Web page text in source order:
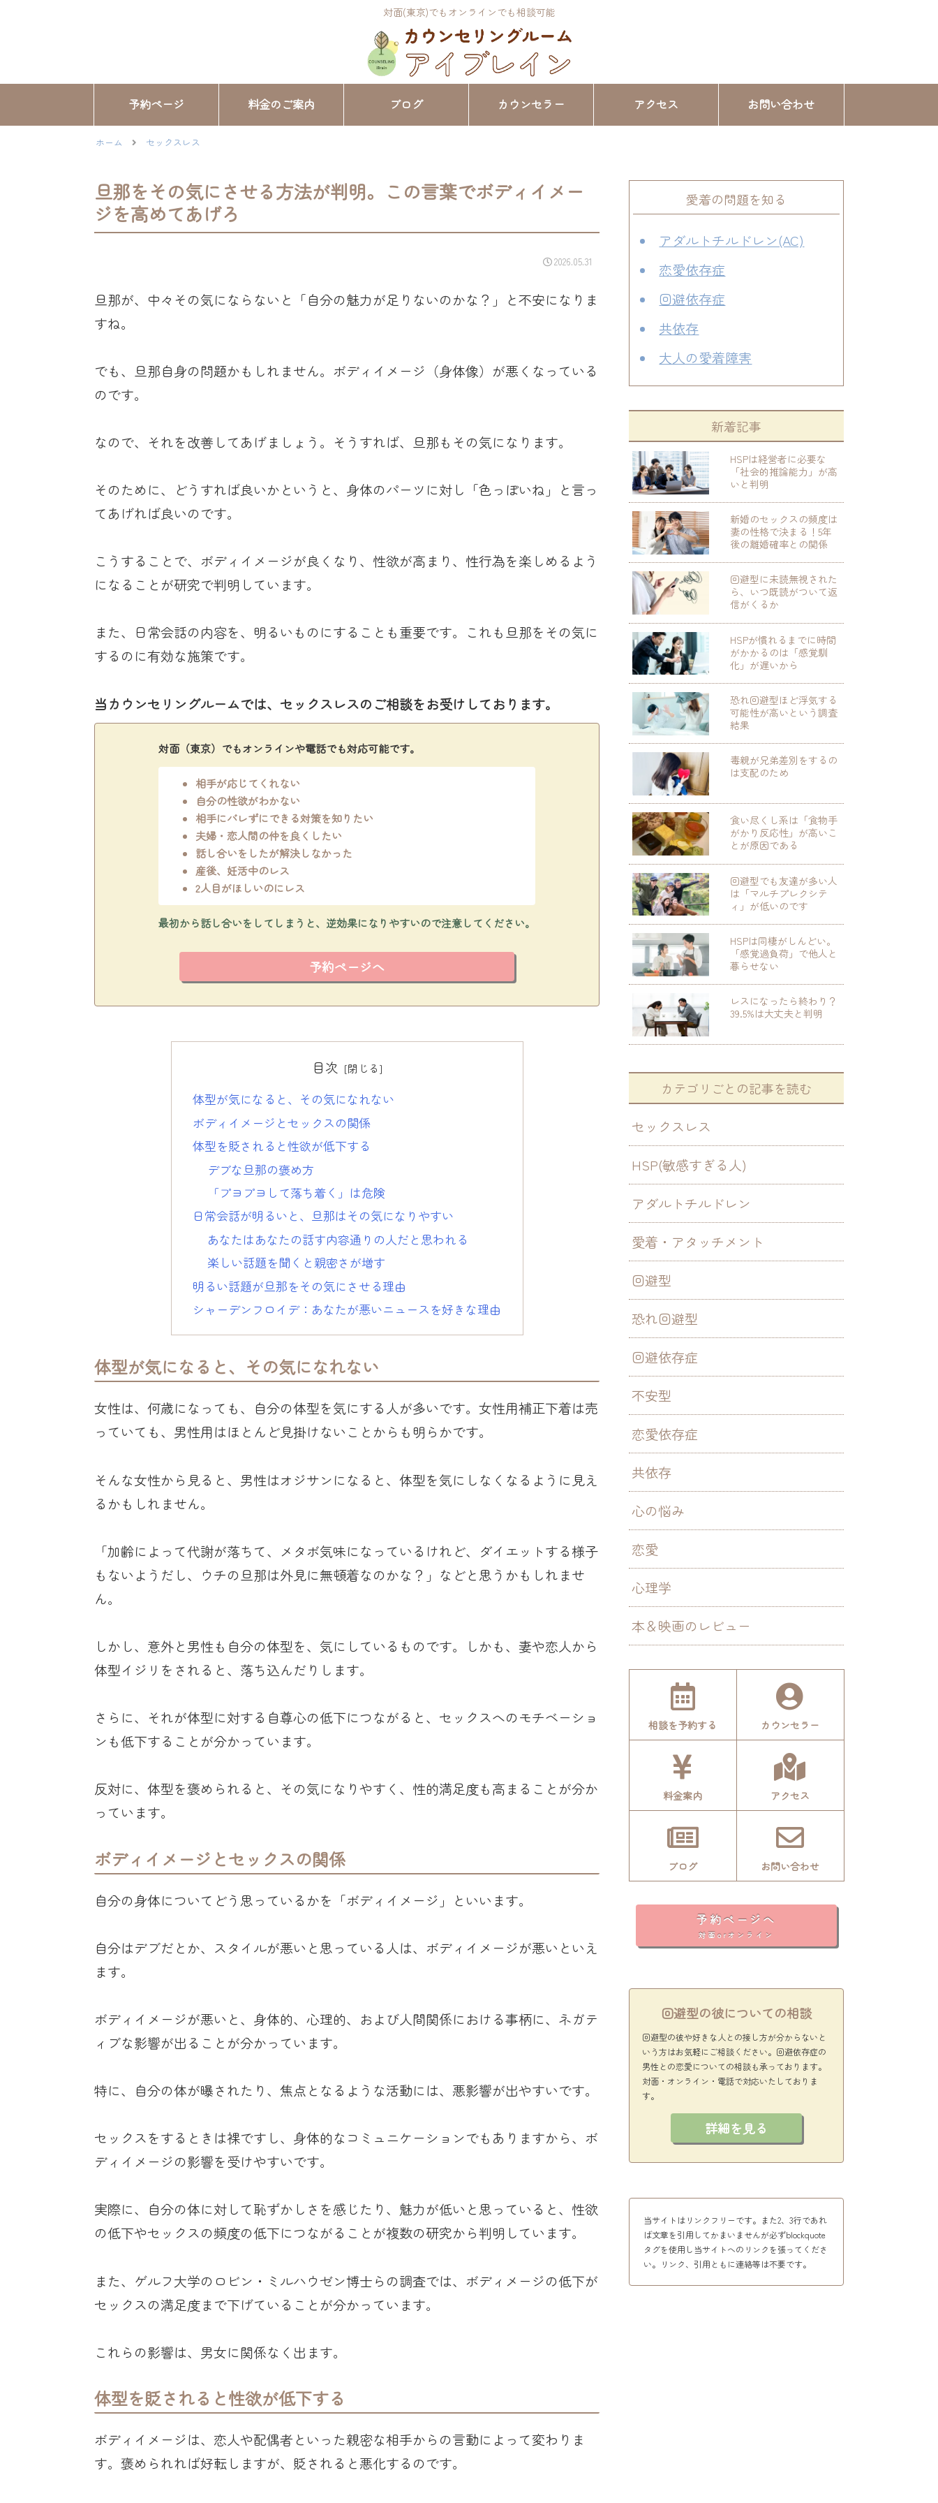
対面(東京)でもオンラインでも相談可能
予約ページ 料金のご案内 ブログ カウンセラー アクセス お問い合わせ
ホーム セックスレス
旦那をその気にさせる方法が判明。この言葉でボディイメー
ジを高めてあげろ
2026.05.31
旦那が、中々その気にならないと「自分の魅力が足りないのかな？」と不安になりま
すね。
でも、旦那自身の問題かもしれません。ボディイメージ（身体像）が悪くなっている
のです。
なので、それを改善してあげましょう。そうすれば、旦那もその気になります。
そのために、どうすれば良いかというと、身体のパーツに対し「色っぽいね」と言っ
てあげれば良いのです。
こうすることで、ボディイメージが良くなり、性欲が高まり、性行為を楽しめるよう
になることが研究で判明しています。
また、日常会話の内容を、明るいものにすることも重要です。これも旦那をその気に
するのに有効な施策です。
当カウンセリングルームでは、セックスレスのご相談をお受けしております。
対面（東京）でもオンラインや電話でも対応可能です。
相手が応じてくれない
自分の性欲がわかない
相手にバレずにできる対策を知りたい
夫婦・恋人間の仲を良くしたい
話し合いをしたが解決しなかった
産後、妊活中のレス
2人目がほしいのにレス
最初から話し合いをしてしまうと、逆効果になりやすいので注意してください。
予約ページへ
目次
体型が気になると、その気になれない
ボディイメージとセックスの関係
体型を貶されると性欲が低下する
デブな旦那の褒め方
「プヨプヨして落ち着く」は危険
日常会話が明るいと、旦那はその気になりやすい
あなたはあなたの話す内容通りの人だと思われる
楽しい話題を聞くと親密さが増す
明るい話題が旦那をその気にさせる理由
シャーデンフロイデ：あなたが悪いニュースを好きな理由
体型が気になると、その気になれない
女性は、何歳になっても、自分の体型を気にする人が多いです。女性用補正下着は売
っていても、男性用はほとんど見掛けないことからも明らかです。
そんな女性から見ると、男性はオジサンになると、体型を気にしなくなるように見え
るかもしれません。
「加齢によって代謝が落ちて、メタボ気味になっているけれど、ダイエットする様子
もないようだし、ウチの旦那は外見に無頓着なのかな？」などと思うかもしれませ
ん。
しかし、意外と男性も自分の体型を、気にしているものです。しかも、妻や恋人から
体型イジリをされると、落ち込んだりします。
さらに、それが体型に対する自尊心の低下につながると、セックスへのモチベーショ
ンも低下することが分かっています。
反対に、体型を褒められると、その気になりやすく、性的満足度も高まることが分か
っています。
ボディイメージとセックスの関係
自分の身体についてどう思っているかを「ボディイメージ」といいます。
自分はデブだとか、スタイルが悪いと思っている人は、ボディイメージが悪いといえ
ます。
ボディイメージが悪いと、身体的、心理的、および人間関係における事柄に、ネガテ
ィブな影響が出ることが分かっています。
特に、自分の体が曝されたり、焦点となるような活動には、悪影響が出やすいです。
セックスをするときは裸ですし、身体的なコミュニケーションでもありますから、ボ
ディイメージの影響を受けやすいです。
実際に、自分の体に対して恥ずかしさを感じたり、魅力が低いと思っていると、性欲
の低下やセックスの頻度の低下につながることが複数の研究から判明しています。
また、ゲルフ大学のロビン・ミルハウゼン博士らの調査では、ボディメージの低下が
セックスの満足度まで下げていることが分かっています。
これらの影響は、男女に関係なく出ます。
体型を貶されると性欲が低下する
ボディイメージは、恋人や配偶者といった親密な相手からの言動によって変わりま
す。褒められれば好転しますが、貶されると悪化するのです。
愛着の問題を知る
アダルトチルドレン(AC)
恋愛依存症
回避依存症
共依存
大人の愛着障害
新着記事
HSPは経営者に必要な
「社会的推論能力」が高
いと判明
新婚のセックスの頻度は
妻の性格で決まる！5年
後の離婚確率との関係
回避型に未読無視された
ら、いつ既読がついて返
信がくるか
HSPが慣れるまでに時間
がかかるのは「感覚馴
化」が遅いから
恐れ回避型ほど浮気する
可能性が高いという調査
結果
毒親が兄弟差別をするの
は支配のため
食い尽くし系は「食物手
がかり反応性」が高いこ
とが原因である
回避型でも友達が多い人
は「マルチプレクシテ
ィ」が低いのです
HSPは同棲がしんどい。
「感覚過負荷」で他人と
暮らせない
レスになったら終わり？
39.5%は大丈夫と判明
カテゴリごとの記事を読む
セックスレス
HSP(敏感すぎる人)
アダルトチルドレン
愛着・アタッチメント
回避型
恐れ回避型
回避依存症
不安型
恋愛依存症
共依存
心の悩み
恋愛
心理学
本＆映画のレビュー
相談を予約する カウンセラー
料金案内 アクセス
ブログ お問い合わせ
予約ページへ
対面orオンライン
回避型の彼についての相談
回避型の彼や好きな人との接し方が分からないと
いう方はお気軽にご相談ください。回避依存症の
男性との恋愛についての相談も承っております。
対面・オンライン・電話で対応いたしておりま
す。
詳細を見る
当サイトはリンクフリーです。また2、3行であれ
ば文章を引用してかまいませんが必ずblockquote
タグを使用し当サイトへのリンクを張ってくださ
い。リンク、引用ともに連絡等は不要です。